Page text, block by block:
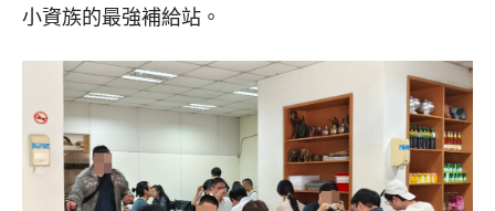
小資族的最強補給站。